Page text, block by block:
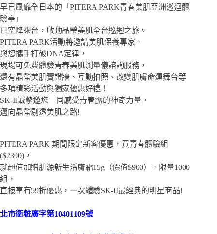
早已風靡全日本的「PITERA PARK青春美肌亞洲巡迴體
驗亭」
已空降來台，啟動晶瑩美肌全台巡迴之旅。
PITERA PARK活動將邀請美肌保養專家，
與您攜手打破DNA定律，
現場可免費體驗青春美肌測量儀諮詢服務，
還有晶瑩美肌實證牆、互動拍照、改變肌膚命運舞台等
多項精彩活動與獨家優惠好禮！
SK-II誠摯邀您一同感受青春露的神奇力量，
邁向晶瑩剔透美肌之路!
PITERA PARK 期間限定新客優惠，買青春體驗組
($2300) ，
就超值加贈肌源新生活膚霜15g （價值$900），限量1000
組，
直接享有59折優惠，一次體驗SK-II最經典的明星商品!
北市衛粧廣字第10401109號